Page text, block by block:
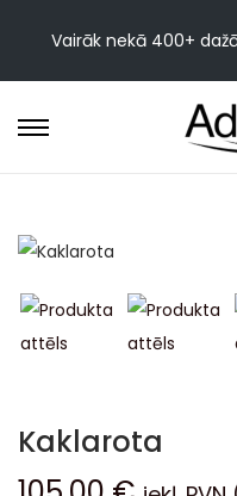
Vairāk nekā 400+
Kaklarota